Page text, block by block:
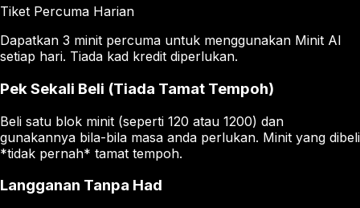
Tiket Percuma Harian
Dapatkan 3 minit percuma untuk menggunakan Minit AI
setiap hari. Tiada kad kredit diperlukan.
Pek Sekali Beli (Tiada Tamat Tempoh)
Beli satu blok minit (seperti 120 atau 1200) dan
gunakannya bila-bila masa anda perlukan. Minit yang dibeli
*tidak pernah* tamat tempoh.
Langganan Tanpa Had